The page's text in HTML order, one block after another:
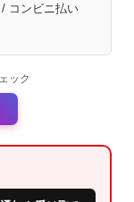
コンビニ払い
ック